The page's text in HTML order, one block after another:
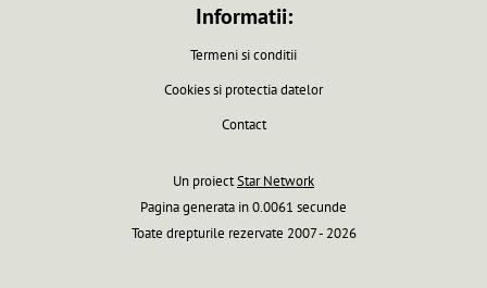
Informatii:
Termeni si conditii
Cookies si protectia datelor
Contact
Un proiectStar Network
Pagina generata in 0.0061 secunde
Toate drepturile rezervate 2007 - 2026